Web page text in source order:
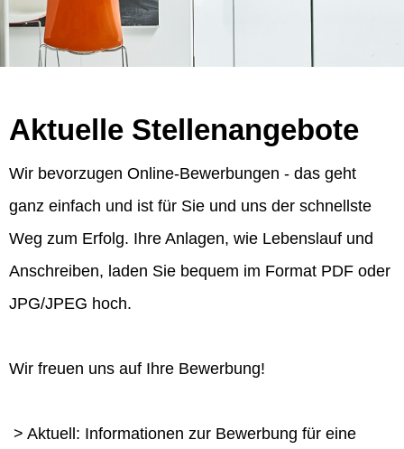
Aktuelle Stellenangebote
Wir bevorzugen Online-Bewerbungen - das geht
ganz einfach und ist für Sie und uns der schnellste
Weg zum Erfolg. Ihre Anlagen, wie Lebenslauf und
Anschreiben, laden Sie bequem im Format PDF oder
JPG/JPEG hoch.
Wir freuen uns auf Ihre Bewerbung!
> Aktuell: Informationen zur Bewerbung für eine